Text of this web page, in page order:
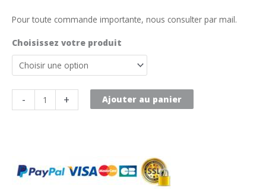
Pour toute commande importante, nous consulter par mail.
Choisissez votre produit
-
de
tissus
+ Ajouter au panier